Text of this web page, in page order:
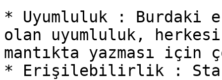
* Uyumluluk : Burdaki
olan uyumluluk,
mantıkta yazması için
* Erişilebilirlik :